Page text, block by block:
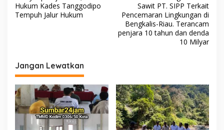
v
i
s
i
p
o
s
Hukum Kades Tanggodipo
Tempuh Jalur Hukum
Sawit PT. SIPP Terkait
Pencemaran Lingkungan di
Bengkalis-Riau. Terancam
penjara 10 tahun dan denda
10 Milyar
Jangan Lewatkan